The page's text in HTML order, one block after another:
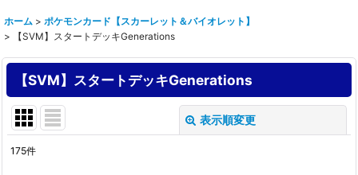
ホーム > ポケモンカード【スカーレット＆バイオレット】
>
【SVM】スタートデッキGenerations
【SVM】スタートデッキGenerations
表示順変更
175件